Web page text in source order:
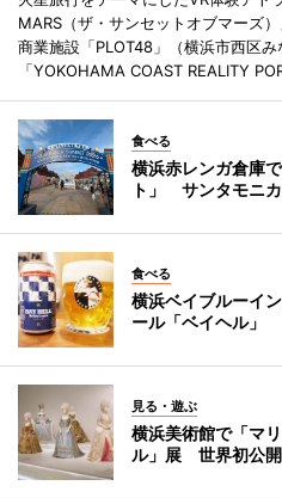
MARS（ザ・サンセットオブマーズ
商業施設「PLOT48」（横浜市西区
「YOKOHAMA COAST REALITY
食べる
横浜赤レンガ倉庫
ト」 サンタモニ
食べる
横浜ベイブルーイ
ール「ベイヘル」
見る・遊ぶ
横浜美術館で「マ
ル」展 世界初公